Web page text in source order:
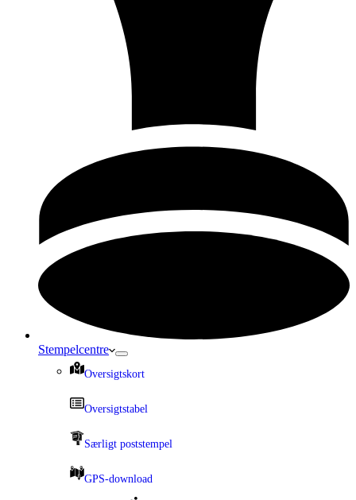
Stempelcentre
Oversigtskort
Oversigtstabel
Særligt poststempel
GPS-download